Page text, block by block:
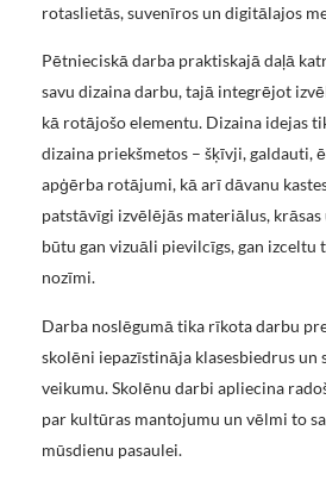
rotaslietās, suvenīros un digitālajos
Pētnieciskā darba praktiskajā daļā
savu dizaina darbu, tajā integrējot
kā rotājošo elementu. Dizaina idejas
dizaina priekšmetos – šķīvji, galdauti,
apģērba rotājumi, kā arī dāvanu
patstāvīgi izvēlējās materiālus,
būtu gan vizuāli pievilcīgs, gan
nozīmi.
Darba noslēgumā tika rīkota darbu
skolēni iepazīstināja klasesbiedrus un
veikumu. Skolēnu darbi apliecina
par kultūras mantojumu un vēlmi to
mūsdienu pasaulei.